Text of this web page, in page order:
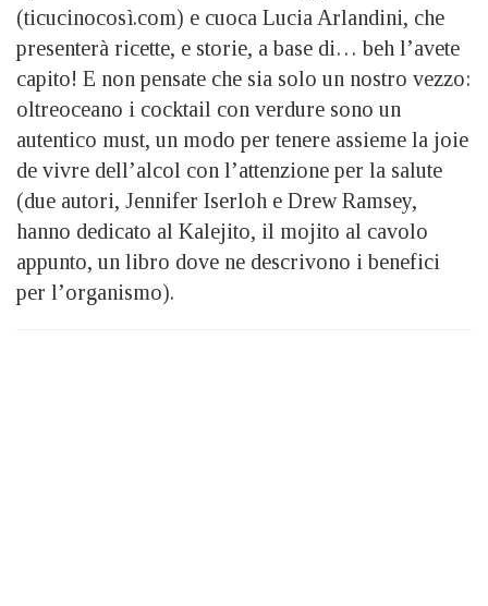
(ticucinocosì.com) e cuoca Lucia Arlandini, che
presenterà ricette, e storie, a base di… beh l’avete
capito! E non pensate che sia solo un nostro vezzo:
oltreoceano i cocktail con verdure sono un
autentico must, un modo per tenere assieme la joie
de vivre dell’alcol con l’attenzione per la salute
(due autori, Jennifer Iserloh e Drew Ramsey,
hanno dedicato al Kalejito, il mojito al cavolo
appunto, un libro dove ne descrivono i benefici
per l’organismo).